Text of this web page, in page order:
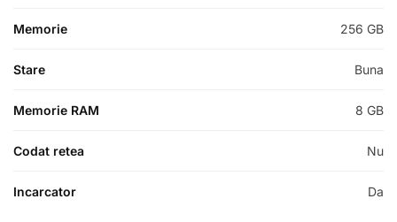
Memorie 256 GB
Stare Buna
Memorie RAM 8 GB
Codat retea Nu
Incarcator Da